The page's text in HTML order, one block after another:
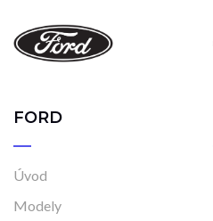
FORD
Úvod
Modely